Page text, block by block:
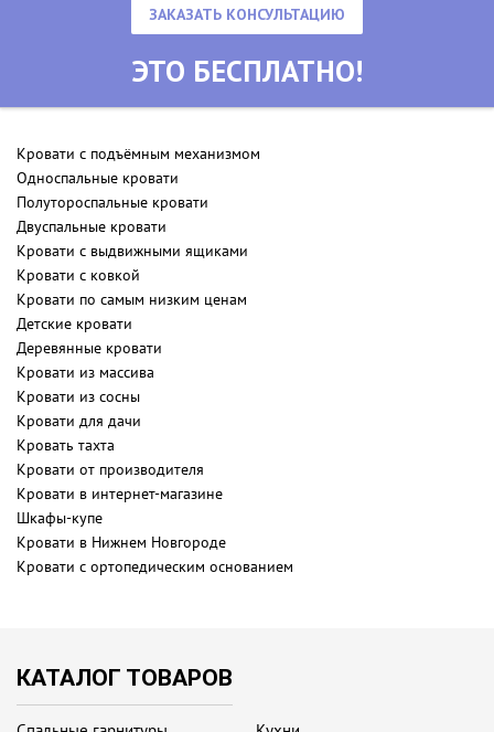
ЗАКАЗАТЬ КОНСУЛЬТАЦИЮ
ЭТО БЕСПЛАТНО!
Кровати с подъёмным механизмом
Односпальные кровати
Полутороспальные кровати
Двуспальные кровати
Кровати с выдвижными ящиками
Кровати с ковкой
Кровати по самым низким ценам
Детские кровати
Деревянные кровати
Кровати из массива
Кровати из сосны
Кровати для дачи
Кровать тахта
Кровати от производителя
Кровати в интернет-магазине
Шкафы-купе
Кровати в Нижнем Новгороде
Кровати с ортопедическим основанием
КАТАЛОГ ТОВАРОВ